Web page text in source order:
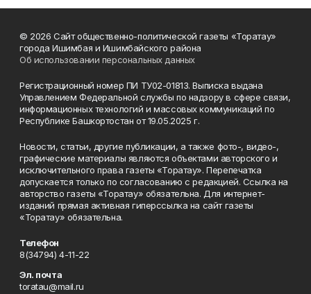
© 2026 Сайт общественно-политической газеты «Торатау»
города Ишимбая и Ишимбайского района
Об использовании персональных данных
Регистрационный номер ПИ ТУ02-01813. Выписка выдана
Управлением Федеральной службы по надзору в сфере связи,
информационных технологий и массовых коммуникаций по
Республике Башкортостан от 19.05.2025 г.
Новости, статьи, другие публикации, а также фото-, видео-,
графические материалы являются объектами авторского и
исключительного права газеты «Торатау». Перепечатка
допускается только по согласованию с редакцией. Ссылка на
авторство газеты «Торатау» обязательна. Для интернет-
изданий прямая активная гиперссылка на сайт газеты
«Торатау» обязательна.
Телефон
8(34794) 4-11-22
Эл. почта
toratau@mail.ru